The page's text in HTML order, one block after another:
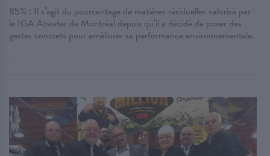
85% : Il s’agit du pourcentage de matières résiduelles valorisé par
le IGA Atwater de Montréal depuis qu’il a décidé de poser des
gestes concrets pour améliorer sa performance environnementale.
. . .